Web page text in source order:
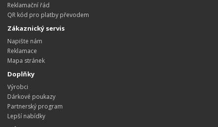
Reklamační řád
QR kód pro platby převodem
Zákaznický servis
Napište nám
Reklamace
Mapa stránek
Doplňky
Výrobci
Dárkové poukazy
Partnerský program
Lepší nabídky